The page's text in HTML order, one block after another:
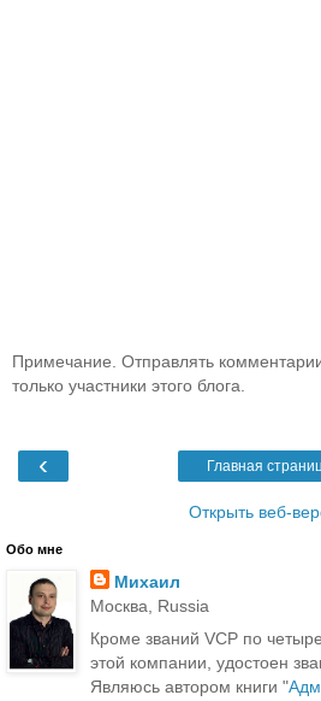
Примечание. Отправлять
только участники этого блога.
‹ Главная
Открыть веб-
Обо мне
Михаил
Москва, Russia
Кроме званий VCP по
этой компании, удостоен
Являюсь автором книги "